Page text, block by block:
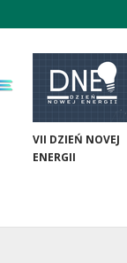
VII DZIEŃ NOVEJ
ENERGII